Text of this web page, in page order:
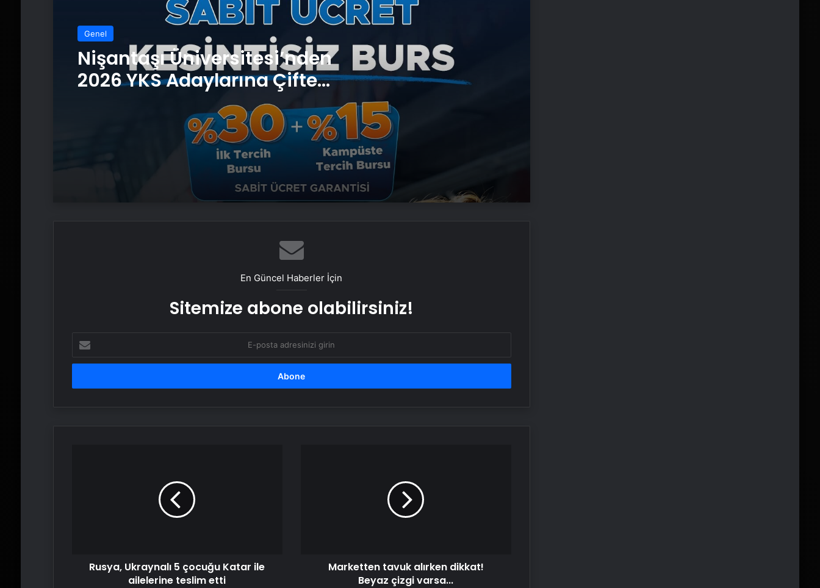
Genel
Nişantaşı Üniversitesi’nden
2026 YKS Adaylarına Çifte
Güvence: Sabit Ücret ve
Kesintisiz Burs
Maması İle Tüm Evcil Hayvan
Ürünleri
Ankara rent a car
Kolay Yönetin
Sevinçler Sağlık: Trusted Hygiene
Product Manufacturer in Turkey
Esat Bey Shop ile Sosyal Medya
Serjoy : Dijital Medya Ajansı, Google
Reklam Ajansı, SEO Ajansı ve Web
En Güncel Haberler İçin
Sitemize abone olabilirsiniz!
posta
adresinizi
Rusya, Ukraynalı 5 çocuğu Katar ile
ailelerine teslim etti
Marketten tavuk alırken dikkat!
Beyaz çizgi varsa...